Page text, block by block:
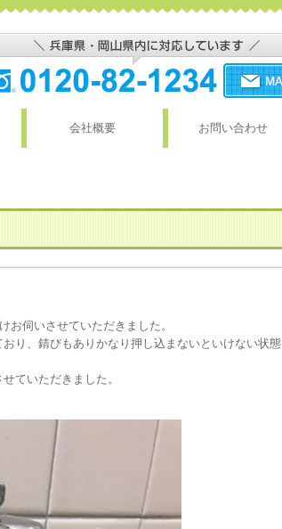
会社概要 お問い合わせ
お伺いさせていただきました。
り、錆びもありかなり押し込まないといけない状態
ていただきました。